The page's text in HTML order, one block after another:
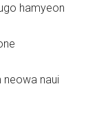
hamyeon
neowa naui